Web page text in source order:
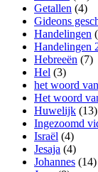
Getallen (4)
Gideons
Handelingen
Handelingen
Hebreeën (7)
Hel (3)
het woord
Het woord
Huwelijk (13)
Ingezoomd
Israël (4)
Jesaja (4)
Johannes (14)